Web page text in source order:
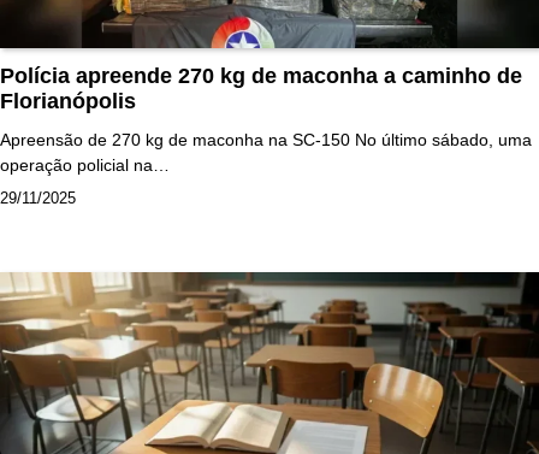
Polícia apreende 270 kg de maconha a caminho de
Florianópolis
Apreensão de 270 kg de maconha na SC-150 No último sábado, uma
operação policial na…
29/11/2025